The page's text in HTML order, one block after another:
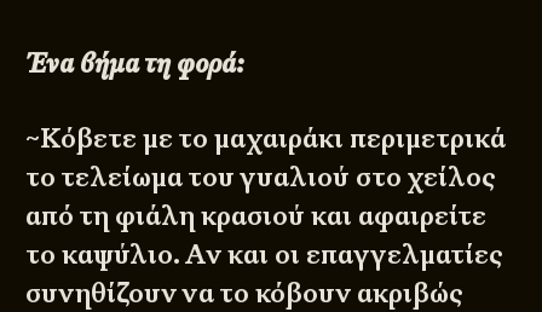
Ένα βήμα τη φορά:
~Κόβετε με το μαχαιράκι περιμετρικά
το τελείωμα του γυαλιού στο χείλος
από τη φιάλη κρασιού και αφαιρείτε
το καψύλιο. Αν και οι επαγγελματίες
συνηθίζουν να το κόβουν ακριβώς